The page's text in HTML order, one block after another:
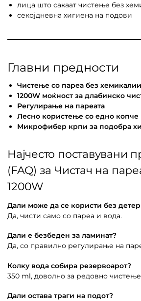
лица што сакаат чистење без
секојдневна хигиена на подови
Главни предности
Чистење со пареа без хемикалии
1200W моќност за длабинско
Регулирање на пареата
Лесно користење со едно копче
Микрофибер крпи за подобра
Најчесто поставувани
(FAQ) за Чистач на
1200W
Дали може да се користи без
Да, чисти само со пареа и вода.
Дали е безбеден за ламинат?
Да, со правилно регулирање на
Колку вода собира резервоарот?
350 ml, доволно за редовно
Дали остава траги на подот?